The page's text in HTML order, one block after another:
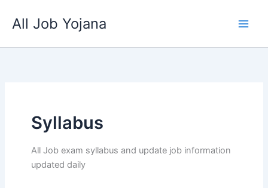
All Job Yojana
Syllabus
All Job exam syllabus and update job information
updated daily